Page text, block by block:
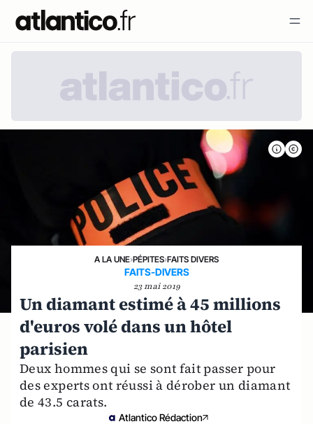
A LA UNE›PÉPITES›FAITS DIVERS
FAITS-DIVERS
23 mai 2019
Un diamant estimé à 45 millions
d'euros volé dans un hôtel
parisien
Deux hommes qui se sont fait passer pour
des experts ont réussi à dérober un diamant
de 43.5 carats.
Atlantico Rédaction